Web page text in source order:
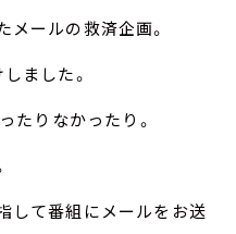
ールの救済企画。
ました。
たりなかったり。
して番組にメールをお送